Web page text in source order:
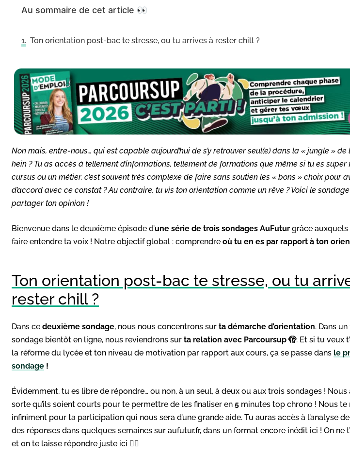
Au sommaire de cet article 👀
Ton orientation post-bac te stresse, ou tu arrives à rester chill ?
Non mais, entre-nous… qui est capable aujourd’hui de s’y retrouver seul(e) dans la « jungle » de
hein ? Tu as accès à tellement d’informations, tellement de formations que même si tu es super
cursus ou un métier, c’est souvent très complexe de faire sans soutien les « bons » choix pour
d’accord avec ce constat ? Au contraire, tu vis ton orientation comme un rêve ? Voici le
partager ton opinion !
Bienvenue dans le deuxième épisode d’une série de trois sondages AuFutur grâce
faire entendre ta voix ! Notre objectif global : comprendre où tu en es par rapport à ton
Ton orientation post-bac te stresse, ou tu
rester chill ?
Dans ce deuxième sondage, nous nous concentrons sur ta démarche d’orientation. Dans
sondage bientôt en ligne, nous reviendrons sur ta relation avec Parcoursup 🫣. Et si tu veux
la réforme du lycée et ton niveau de motivation par rapport aux cours, ça se passe dans le
sondage !
Évidemment, tu es libre de répondre… ou non, à un seul, à deux ou aux trois sondages ! Nous
sorte qu’ils soient courts pour te permettre de les finaliser en 5 minutes top chrono ! Nous te
infiniment pour ta participation qui nous sera d’une grande aide. Tu auras accès à l’analyse de
des réponses dans quelques semaines sur aufutur.fr, dans un format encore inédit ici ! On ne
et on te laisse répondre juste ici 👇🏽